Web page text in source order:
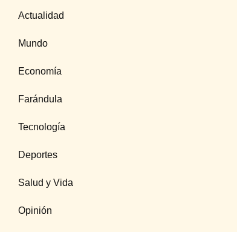
Actualidad
Mundo
Economía
Farándula
Tecnología
Deportes
Salud y Vida
Opinión